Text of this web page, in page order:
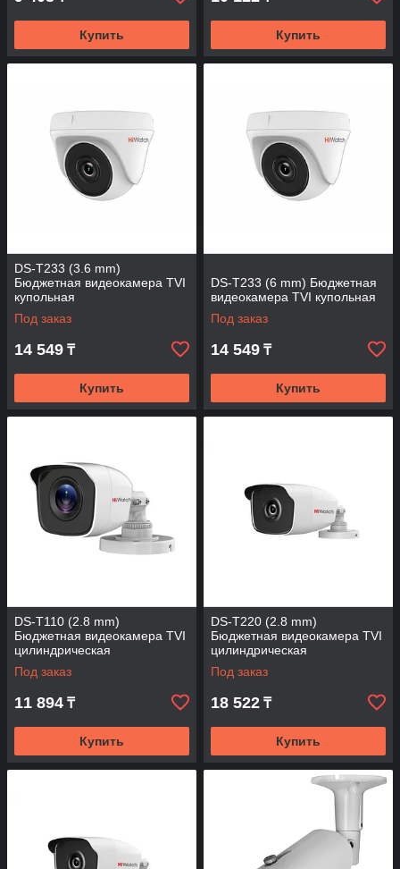
Купить Купить
DS-T233 (3.6 mm)
Бюджетная видеокамера TVI
купольная
Под заказ
14 549 ₸
Купить
DS-T233 (6 mm) Бюджетная
видеокамера TVI купольная
Под заказ
14 549 ₸
Купить
DS-T110 (2.8 mm)
Бюджетная видеокамера TVI
цилиндрическая
Под заказ
11 894 ₸
Купить
DS-T220 (2.8 mm)
Бюджетная видеокамера TVI
цилиндрическая
Под заказ
18 522 ₸
Купить